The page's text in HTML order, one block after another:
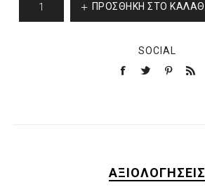
ΠΡΟΣΘΉΚΗ ΣΤΟ ΚΑΛΆΘΙ
SOCIAL
ΑΞΙΟΛΟΓΉΣΕΙΣ